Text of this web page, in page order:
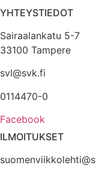
YHTEYSTIEDOT
Sairaalankatu 5-7
33100 Tampere
svl@svk.fi
0114470-0
Facebook
ILMOITUKSET